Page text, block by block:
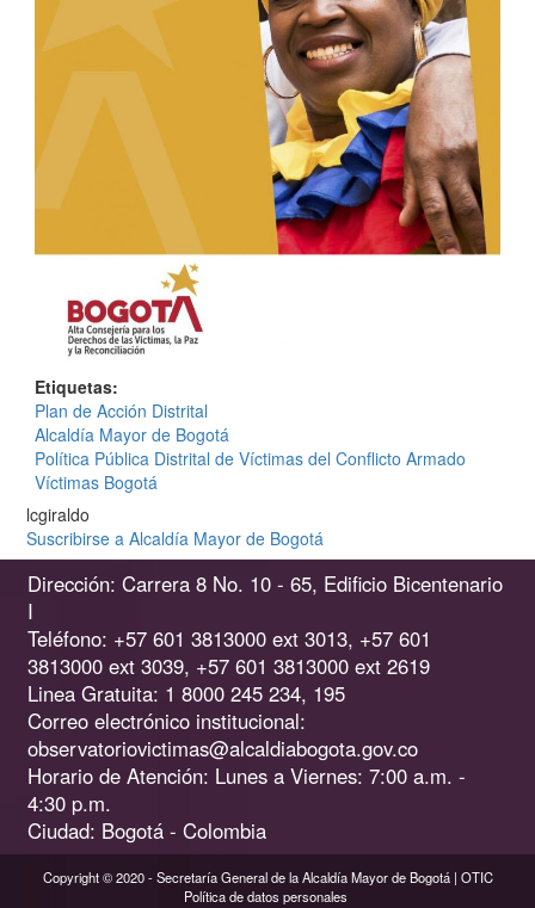
Etiquetas
Plan de Acción Distrital
Alcaldía Mayor de Bogotá
Política Pública Distrital de Víctimas del Conflicto Armado
Víctimas Bogotá
lcgiraldo
Suscribirse a Alcaldía Mayor de Bogotá
Dirección: Carrera 8 No. 10 - 65, Edificio Bicentenario
I
Teléfono: +57 601 3813000 ext 3013, +57 601
3813000 ext 3039, +57 601 3813000 ext 2619
Linea Gratuita: 1 8000 245 234, 195
Correo electrónico institucional:
observatoriovictimas@alcaldiabogota.gov.co
Horario de Atención: Lunes a Viernes: 7:00 a.m. -
4:30 p.m.
Ciudad: Bogotá - Colombia
Copyright © 2020 - Secretaría General de la Alcaldía Mayor de Bogotá | OTIC
Política de datos personales